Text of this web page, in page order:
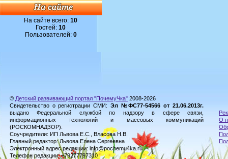
На сайте всего:10
Гостей:10
Пользователей: 0
© Детский развивающий портал "ПочемуЧка" 2008-2026
Свидетельство о регистрации СМИ: Эл №ФС77-54566 от 21.06.2013г.
выдано Федеральной службой по надзору в сфере связи,
информационных технологий и массовых коммуникаций
(РОСКОМНАДЗОР).
Соучредители: ИП Львова Е.С., Власова Н.В.
Главный редактор: Львова Елена Сергеевна
Электронный адрес редакции: info@pochemu4ka.ru
Телефон редакции: +79277797310
О